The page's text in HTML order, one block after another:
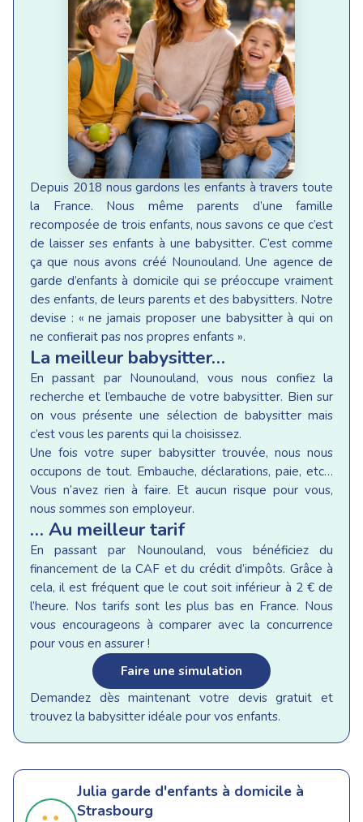
Depuis 2018 nous gardons les enfants à travers toute
la France. Nous même parents d’une famille
recomposée de trois enfants, nous savons ce que c’est
de laisser ses enfants à une babysitter. C’est comme
ça que nous avons créé Nounouland. Une agence de
garde d’enfants à domicile qui se préoccupe vraiment
des enfants, de leurs parents et des babysitters. Notre
devise : « ne jamais proposer une babysitter à qui on
ne confierait pas nos propres enfants ».
La meilleur babysitter…
En passant par Nounouland, vous nous confiez la
recherche et l’embauche de votre babysitter. Bien sur
on vous présente une sélection de babysitter mais
c’est vous les parents qui la choisissez.
Une fois votre super babysitter trouvée, nous nous
occupons de tout. Embauche, déclarations, paie, etc…
Vous n’avez rien à faire. Et aucun risque pour vous,
nous sommes son employeur.
… Au meilleur tarif
En passant par Nounouland, vous bénéficiez du
financement de la CAF et du crédit d’impôts. Grâce à
cela, il est fréquent que le cout soit inférieur à 2 € de
l’heure. Nos tarifs sont les plus bas en France. Nous
vous encourageons à comparer avec la concurrence
pour vous en assurer !
Faire une simulation
Demandez dès maintenant votre devis gratuit et
trouvez la babysitter idéale pour vos enfants.
Julia garde d'enfants à domicile à
Strasbourg